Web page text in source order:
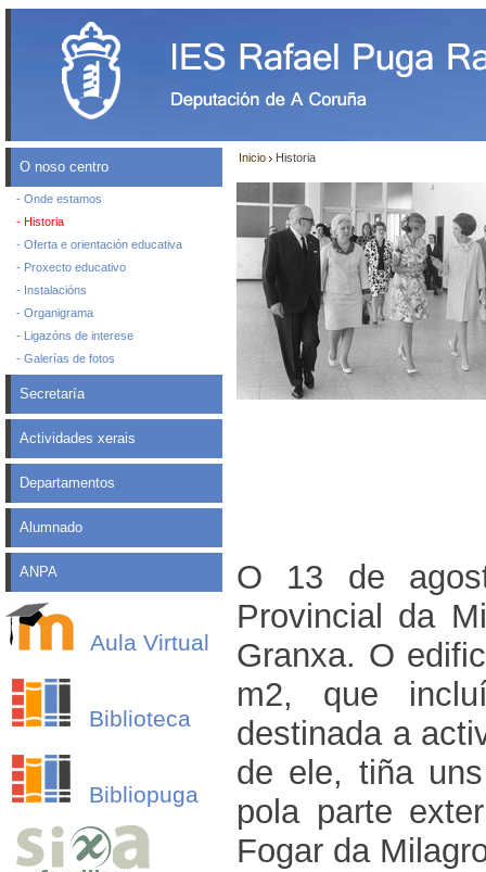
O noso centro
- Onde estamos
- Historia
- Oferta e orientación educativa
- Proxecto educativo
- Instalacións
- Organigrama
- Ligazóns de interese
- Galerías de fotos
Secretaría
Actividades xerais
Departamentos
Alumnado
ANPA
Aula Virtual
Biblioteca
Bibliopuga
Inicio Historia
O 13 de
Provincial da
Granxa. O
m2, que
destinada a
de ele, tiña
pola parte
Fogar da